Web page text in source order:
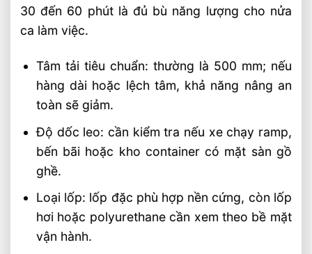
30 đến 60 phút là đủ bù năng lượng cho nửa
ca làm việc.
Tâm tải tiêu chuẩn: thường là 500 mm; nếu
hàng dài hoặc lệch tâm, khả năng nâng an
toàn sẽ giảm.
Độ dốc leo: cần kiểm tra nếu xe chạy ramp,
bến bãi hoặc kho container có mặt sàn gồ
ghề.
Loại lốp: lốp đặc phù hợp nền cứng, còn lốp
hơi hoặc polyurethane cần xem theo bề mặt
vận hành.